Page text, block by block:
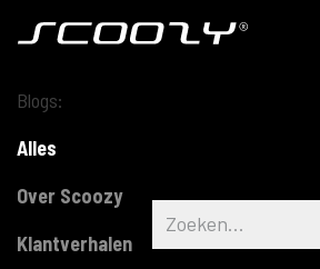
Blogs:
Alles
Over Scoozy
Klantverhalen